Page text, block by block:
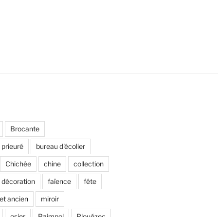
Brocante
bureau d'écolier
Chichée chine collection
décoration faïence fête
ancien miroir